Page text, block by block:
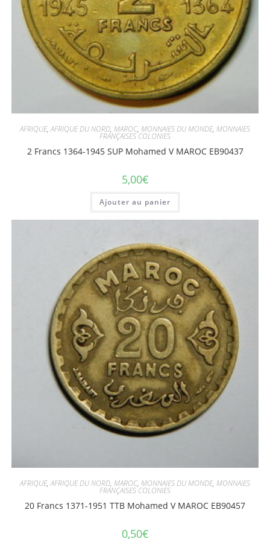
AFRIQUE,AFRIQUE DU NORD, MAROC, MONNAIES DU MONDE, MONNAIES
FRANÇAISES COLONIES
2 Francs 1364-1945 SUP Mohamed V MAROC EB90437
5,00€
Ajouter au panier
AFRIQUE,AFRIQUE DU NORD, MAROC, MONNAIES DU MONDE, MONNAIES
FRANÇAISES COLONIES
20 Francs 1371-1951 TTB Mohamed V MAROC EB90457
0,50€